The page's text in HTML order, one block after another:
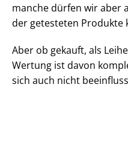
manche dürfen wir aber
der getesteten Produkte
Aber ob gekauft, als
Wertung ist davon
sich auch nicht